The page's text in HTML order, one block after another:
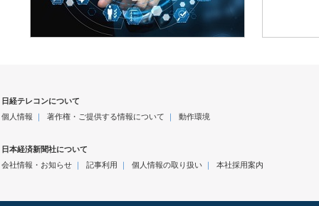
日経テレコンについて
個人情報 ｜ 著作権・ご提供する情報について ｜ 動作環境
日本経済新聞社について
会社情報・お知らせ｜ 記事利用 ｜ 個人情報の取り扱い｜ 本社採用案内